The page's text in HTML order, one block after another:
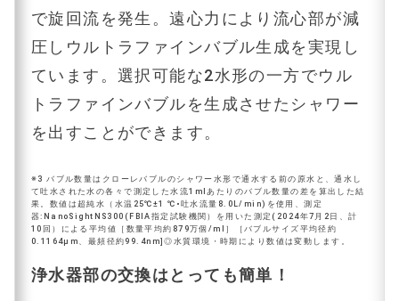
で旋回流を発生。遠心力により流心部が減
圧しウルトラファインバブル生成を実現し
ています。選択可能な2水形の一方でウル
トラファインバブルを生成させたシャワー
を出すことができます。
※3 バブル数量はクローレバブルのシャワー水形で通水する前の原水と、通水し
て吐水された水の各々で測定した水流1mlあたりのバブル数量の差を算出した結
果。数値は超純水（水温25℃±1 ℃•吐水流量8.0L/min)を使用、測定
器:NanoSightNS300(FBIA指定試験機関）を用いた測定(2024年7月2日、計
10回）による平均値［数量平均約879万個/ml］［バブルサイズ平均径約
0.1164μm、最頻径約99.4nm]◎水質環境・時期により数値は変動します。
浄水器部の交換はとっても簡単！